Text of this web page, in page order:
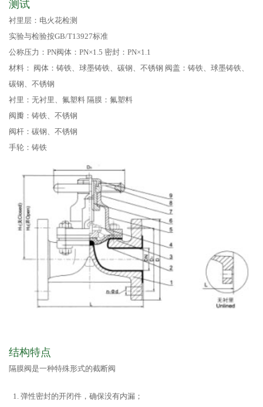
测试
衬里层：电火花检测
实验与检验按GB/T13927标准
公称压力：PN阀体：PN×1.5 密封：PN×1.1
材料： 阀体：铸铁、球墨铸铁、碳钢、不锈钢 阀盖：铸铁、球墨铸铁、
碳钢、不锈钢
衬里：无衬里、氟塑料 隔膜：氟塑料
阀瓣：铸铁、不锈钢
阀杆：碳钢、不锈钢
手轮：铸铁
结构特点
隔膜阀是一种特殊形式的截断阀
弹性密封的开闭件，确保没有内漏；